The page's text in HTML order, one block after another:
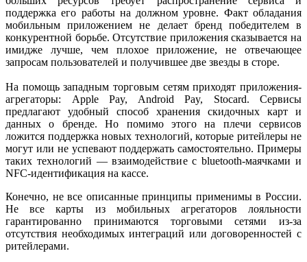
поддержка его работы на должном уровне. Факт обладания
мобильным приложением не делает бренд победителем в
конкурентной борьбе. Отсутствие приложения сказывается на
имидже лучше, чем плохое приложение, не отвечающее
запросам пользователей и получившее две звезды в сторе.
На помощь западным торговым сетям приходят приложения-
агрегаторы: Apple Pay, Android Pay, Stocard. Сервисы
предлагают удобный способ хранения скидочных карт и
данных о бренде. Но помимо этого на плечи сервисов
ложится поддержка новых технологий, которые ритейлеры не
могут или не успевают поддержать самостоятельно. Примеры
таких технологий — взаимодействие с bluetooth-маячками и
NFC-идентификация на кассе.
Конечно, не все описанные принципы применимы в России.
Не все карты из мобильных агрегаторов лояльности
гарантированно принимаются торговыми сетями из-за
отсутствия необходимых интеграций или договоренностей с
ритейлерами.